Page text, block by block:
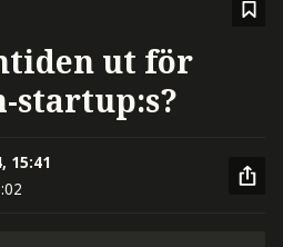
ut för
startup:s?
15:41